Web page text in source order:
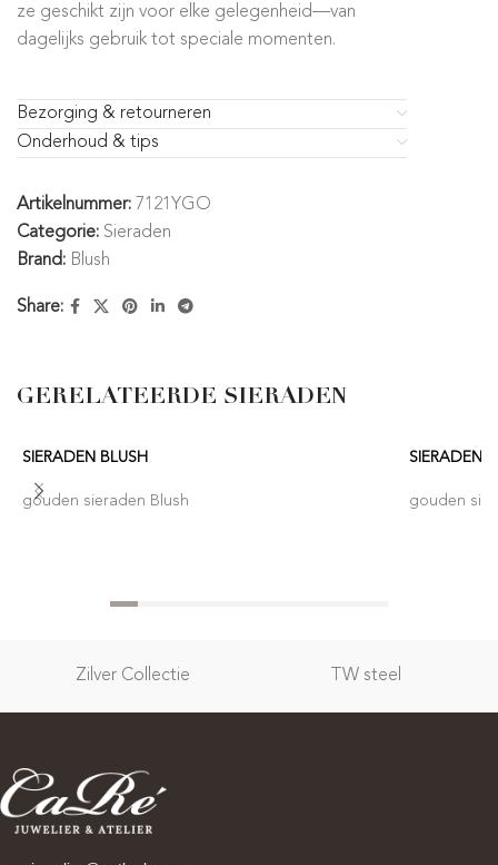
ze geschikt zijn voor elke gelegenheid—van
dagelijks gebruik tot speciale momenten.
Bezorging & retourneren
Onderhoud & tips
Artikelnummer: 7121YGO
Categorie: Sieraden
Brand: Blush
Share:
GERELATEERDE SIERADEN
SIERADEN BLUSH
gouden sieraden Blush
SIERADEN
gouden
Zilver Collectie TW steel